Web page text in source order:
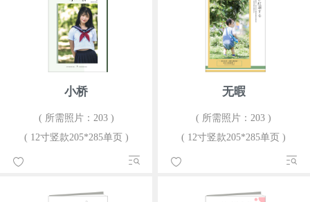
小桥
( 所需照片：203 )
( 12寸竖款205*285单页 )
无暇
( 所需照片：203 )
( 12寸竖款205*285单页 )